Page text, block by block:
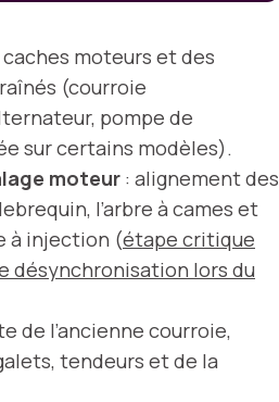
moteurs et des
(courroie
pompe de
sur certains modèles).
moteur : alignement des
l’arbre à cames et
à injection (étape critique
désynchronisation lors du
de l’ancienne courroie,
tendeurs et de la